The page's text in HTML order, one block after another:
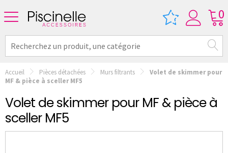
0
Accueil Pièces détachées Murs filtrants
Volet de skimmer pour
MF & pièce à sceller MF5
Volet de skimmer pour MF & pièce à
sceller MF5